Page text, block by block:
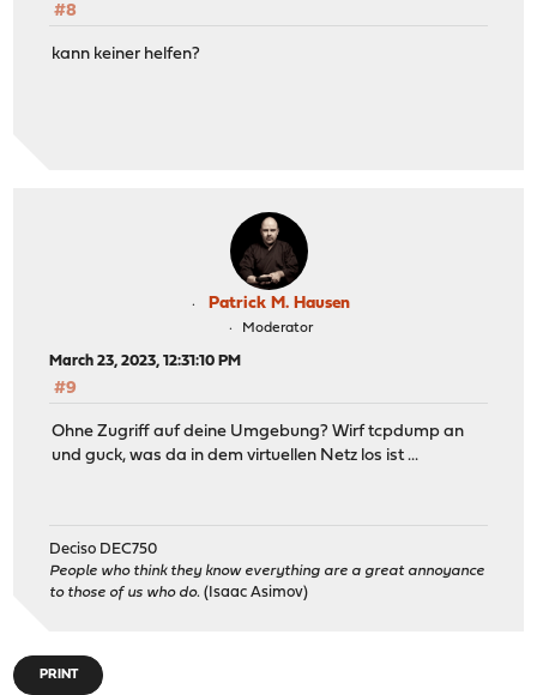
#8
kann keiner helfen?
Patrick M. Hausen
Moderator
March 23, 2023, 12:31:10 PM
#9
Ohne Zugriff auf deine Umgebung? Wirf tcpdump an
und guck, was da in dem virtuellen Netz los ist ...
Deciso DEC750
People who think they know everything are a great annoyance
to those of us who do. (Isaac Asimov)
PRINT